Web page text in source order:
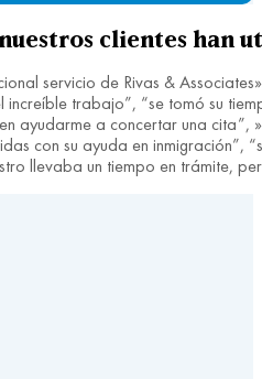
clientes han
servicio de Rivas &
increíble trabajo”, “se tomó su
ayudarme a concertar una cita”,
con su ayuda en inmigración”,
llevaba un tiempo en trámite,